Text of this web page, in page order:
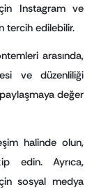
Instagram ve
tercih edilebilir.
arasında,
ve düzenliliği
değer
halinde olun,
edin. Ayrıca,
sosyal medya